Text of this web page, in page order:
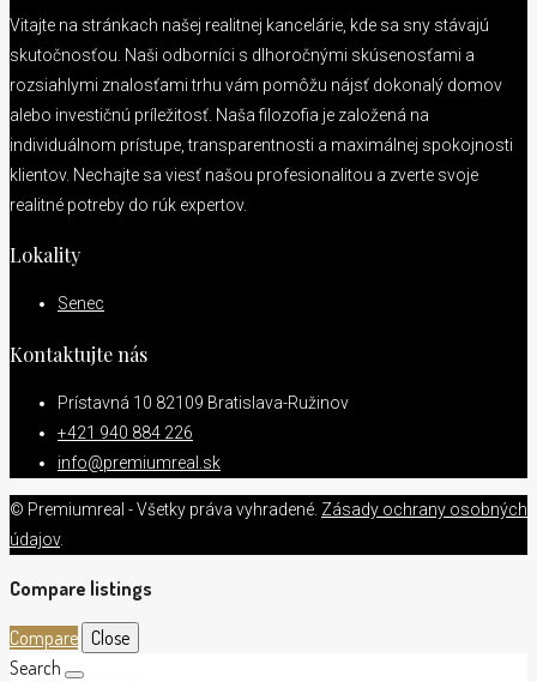
Vitajte na stránkach našej realitnej kancelárie, kde sa sny stávajú
skutočnosťou. Naši odborníci s dlhoročnými skúsenosťami a
rozsiahlymi znalosťami trhu vám pomôžu nájsť dokonalý domov
alebo investičnú príležitosť. Naša filozofia je založená na
individuálnom prístupe, transparentnosti a maximálnej spokojnosti
klientov. Nechajte sa viesť našou profesionalitou a zverte svoje
realitné potreby do rúk expertov.
Lokality
Senec
Kontaktujte nás
Prístavná 10 82109 Bratislava-Ružinov
+421 940 884 226
info@premiumreal.sk
© Premiumreal - Všetky práva vyhradené. Zásady ochrany osobných
údajov.
Compare listings
Compare Close
Search